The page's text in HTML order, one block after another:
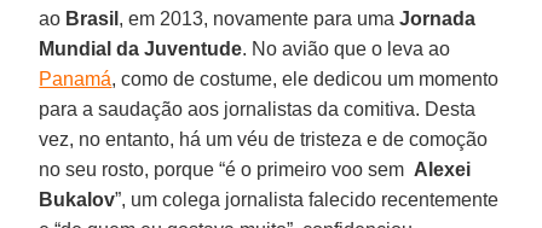
ao Brasil , em 2013, novamente para umaJornada
Mundial da Juventude. No avião que o leva ao
Panamá, como de costume, ele dedicou um momento
para a saudação aos jornalistas da comitiva. Desta
vez, no entanto, há um véu de tristeza e de comoção
no seu rosto, porque “é o primeiro voo sem Alexei
Bukalov”, um colega jornalista falecido recentemente